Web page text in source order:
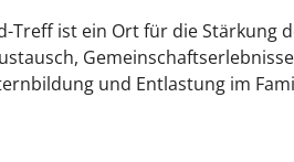
Treff ist ein Ort für die Stärkung
und Entlastung im